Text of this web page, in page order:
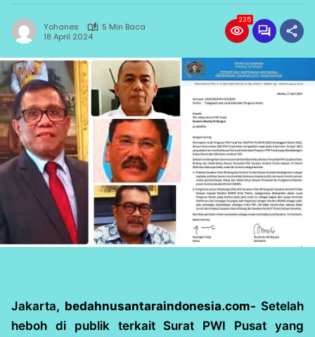
Yohanes
5 Min Baca
18 April 2024
235
Jakarta, bedahnusantaraindonesia.com- Setelah
heboh di publik terkait Surat PWI Pusat yang